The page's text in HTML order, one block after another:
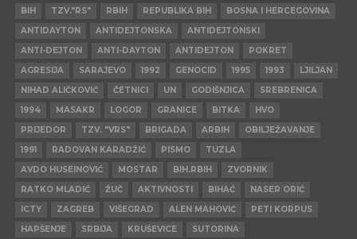
BIH TZV."RS" RBIH REPUBLIKA BIH
BOSNA I HERCEGOVINA
ANTIDAYTON
ANTIDEJTONSKA
ANTIDEJTONSKI
ANTI-DEJTON
ANTI-DAYTON ANTIDEJTON
POKRET
AGRESIJA
SARAJEVO 1992 GENOCID 1995 1993
LJILJAN
NIHAD ALIČKOVIĆ
ČETNICI UN GODIŠNJICA
SREBRENICA
1994
MASAKR LOGOR GRANICE BITKA
HVO
PRIJEDOR
TZV. "VRS" BRIGADA ARBIH
OBILJEŽAVANJE
1991
RADOVAN KARADŽIĆ PISMO
TUZLA
AVDO HUSEINOVIĆ
MOSTAR BIH.RBIH
ZVORNIK
RATKO MLADIĆ
ŽUČ AKTIVNOSTI BIHAĆ
NASER ORIĆ
ICTY
ZAGREB VIŠEGRAD ALEN MAHOVIĆ
PETI KORPUS
HAPŠENJE
SRBIJA KRUŠEVICE
SUTORINA